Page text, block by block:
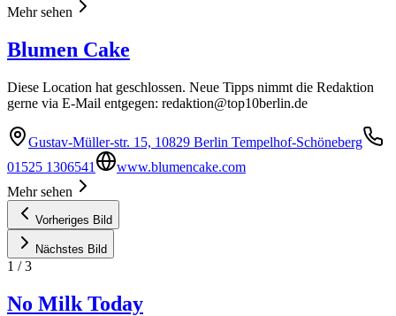
Mehr sehen
Blumen Cake
Diese Location hat geschlossen. Neue Tipps nimmt die Redaktion
gerne via E-Mail entgegen: redaktion@top10berlin.de
Gustav-Müller-str. 15, 10829 Berlin Tempelhof-Schöneberg
01525 1306541
www.blumencake.com
Mehr sehen
Vorheriges Bild
Nächstes Bild
1 /3
No Milk Today